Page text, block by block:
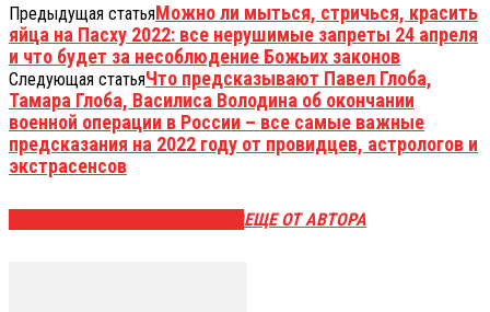
Предыдущая статьяМожно ли мыться, стричься, красить
яйца на Пасху 2022: все нерушимые запреты 24 апреля
и что будет за несоблюдение Божьих законов
Следующая статьяЧто предсказывают Павел Глоба,
Тамара Глоба, Василиса Володина об окончании
военной операции в России – все самые важные
предсказания на 2022 году от провидцев, астрологов и
экстрасенсов
ЕЩЕ ОТ АВТОРА